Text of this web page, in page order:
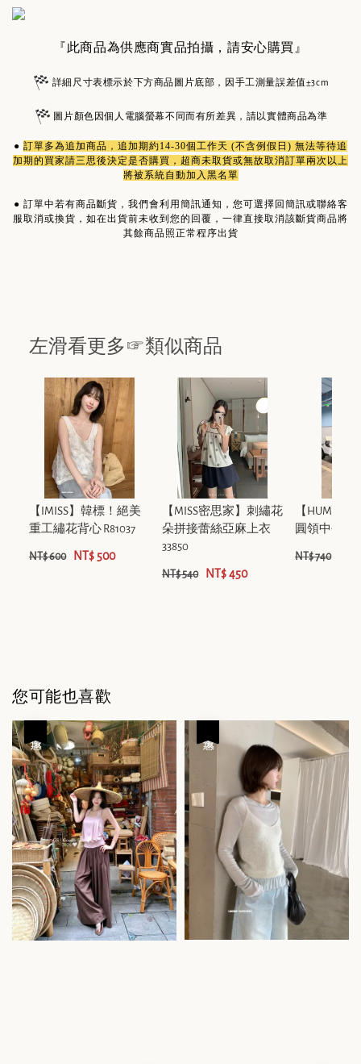
『此商品為供應商實品拍攝，請安心購買』
詳細尺寸表標示於下方商品圖片底部，因手工測量誤差值±3cm
圖片顏色因個人電腦螢幕不同而有所差異，請以實體商品為準
● 訂單多為追加商品 ，追加期約14-30個工作天 (不含例假日) 無法等待追
加期的買家請三思後決定是否購買，超商未取貨或無故取消訂單兩次以上
將被系統自動加入黑名單
● 訂單中若有商品斷貨，我們會利用簡訊通知，您可選擇回簡訊或聯絡客
服取消或換貨，如在出貨前未收到您的回覆，一律直接取消該斷貨商品將
其餘商品照正常程序出貨
左滑看更多☞類似商品
【IMISS】韓標！絕美
重工繡花背心 R81037
NT$ 600 NT$ 500
【MISS密思家】刺繡花
朵拼接蕾絲亞麻上衣
33850
NT$ 540 NT$ 450
【
圓領中長短
NT$ 740
您可能也喜歡